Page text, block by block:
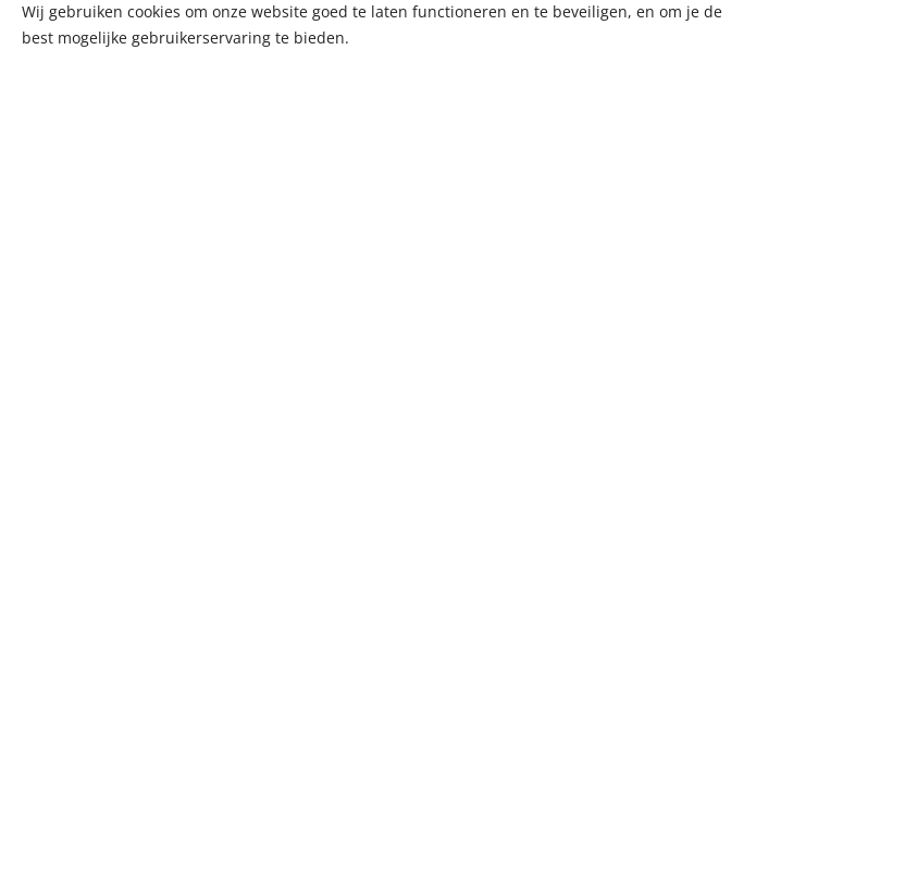
Wij gebruiken cookies om onze website goed te laten functioneren en te beveiligen, en om je de
best mogelijke gebruikerservaring te bieden.